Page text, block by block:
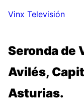
Vinx Televisión
Seronda de
Avilés,
Asturias.